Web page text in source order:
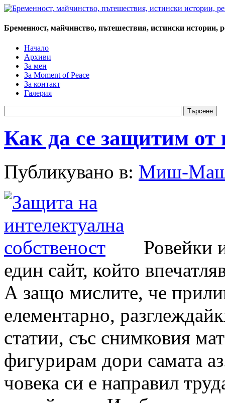
Бременност, майчинство, пътешествия, истински истории,
Начало
Архиви
За мен
За Moment of Peace
За контакт
Галерия
Как да се защитим от
Публикувано в: Миш-
Ровейки
един сайт, който
А защо мислите, че
елементарно,
статии, със снимковия
фигурирам дори самата
човека си е направил